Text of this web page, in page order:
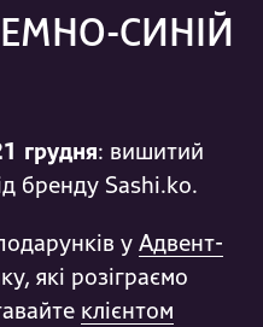
СИНІЙ
грудня: вишитий
бренду Sashi.ko.
у Адвент-
які розіграємо
клієнтом